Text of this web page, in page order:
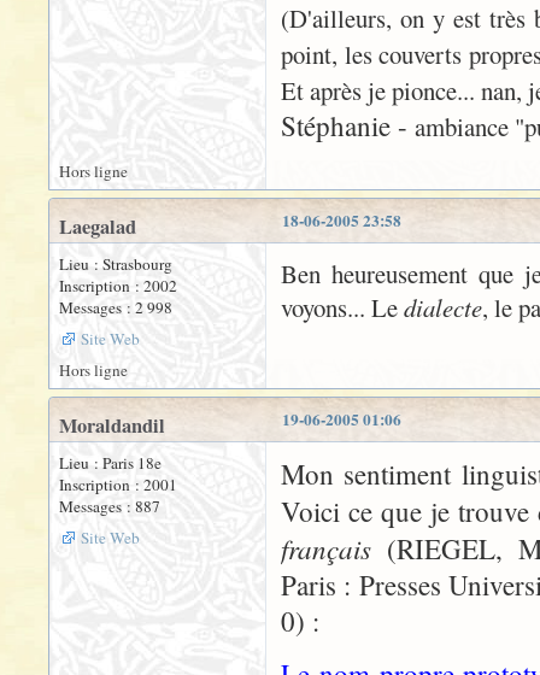
(D'ailleurs, on y est très
point, les couverts
Et après je pionce... nan,
Stéphanie - ambiance
Hors ligne
18-06-2005 23:58
Laegalad
Lieu : Strasbourg
Inscription : 2002
Messages : 2 998
Site Web
Ben heureusement que
voyons... Ledialecte, le
Hors ligne
19-06-2005 01:06
Moraldandil
Lieu : Paris 18e
Inscription : 2001
Messages : 887
Site Web
Mon sentiment
Voici ce que je
français (RIEGEL,
Paris : Presses
0) :